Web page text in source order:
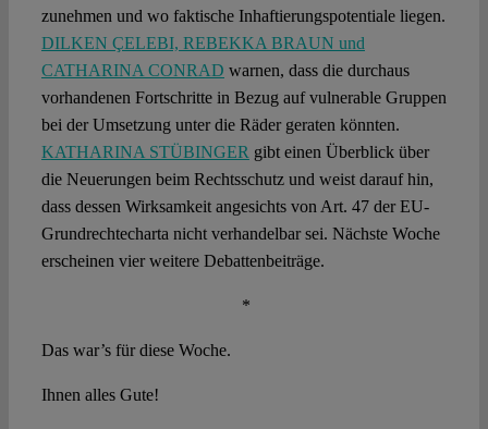
zunehmen und wo faktische Inhaftierungspotentiale liegen.
DILKEN ÇELEBI, REBEKKA BRAUN und
CATHARINA CONRAD warnen, dass die durchaus
vorhandenen Fortschritte in Bezug auf vulnerable Gruppen
bei der Umsetzung unter die Räder geraten könnten.
KATHARINA STÜBINGER gibt einen Überblick über
die Neuerungen beim Rechtsschutz und weist darauf hin,
dass dessen Wirksamkeit angesichts von Art. 47 der EU-
Grundrechtecharta nicht verhandelbar sei. Nächste Woche
erscheinen vier weitere Debattenbeiträge.
*
Das war’s für diese Woche.
Ihnen alles Gute!